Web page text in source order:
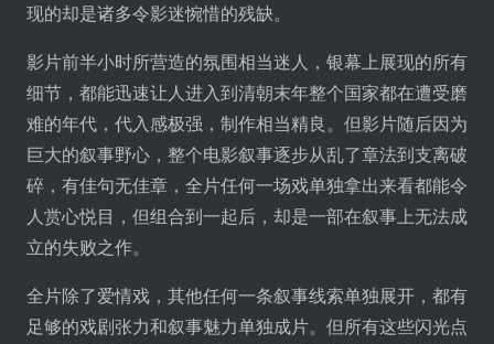
现的却是诸多令影迷惋惜的残缺。
影片前半小时所营造的氛围相当迷人，银幕上展现的所有
细节，都能迅速让人进入到清朝末年整个国家都在遭受磨
难的年代，代入感极强，制作相当精良。但影片随后因为
巨大的叙事野心，整个电影叙事逐步从乱了章法到支离破
碎，有佳句无佳章，全片任何一场戏单独拿出来看都能令
人赏心悦目，但组合到一起后，却是一部在叙事上无法成
立的失败之作。
全片除了爱情戏，其他任何一条叙事线索单独展开，都有
足够的戏剧张力和叙事魅力单独成片。但所有这些闪光点